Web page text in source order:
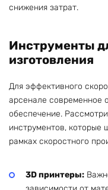
снижения затрат.
Инструменты
изготовления
Для эффективного
арсенале современное
обеспечение.
инструментов, которые
рамках скоростного
3D принтеры: